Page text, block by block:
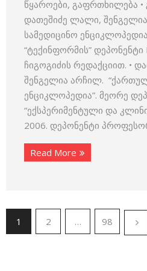
წყაროები, გაფრთხილება
დათეშიძე ლალი,
სამედიცინო
“ტექინფორმის” დეპონენტი
ჩიგოგიძის რედაქციით. •
შენგელია არჩილ.
ენციკლოპედია”. მეორე
“ექსპერიმენტული და
2006. დეპონენტი
Read More
1 2 … 98